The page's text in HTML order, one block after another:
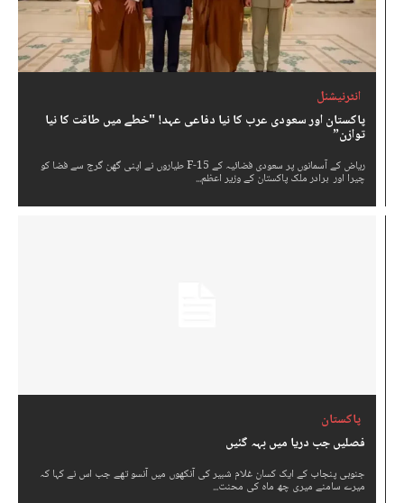
انٹرنیشنل
پاکستان اور سعودی عرب کا نیا دفاعی عہد! "خطے میں طاقت کا نیا
توازن”
ریاض کے آسمانوں پر سعودی فضائیہ کے F-15 طیاروں نے اپنی گھن گرج سے فضا کو
چیرا اور برادر ملک پاکستان کے وزیر اعظم...
پاکستان
فصلیں جب دریا میں بہہ گئیں
جنوبی پنجاب کے ایک کسان غلام شبیر کی آنکھوں میں آنسو تھے جب اس نے کہا کہ
میرے سامنے میری چھ ماہ کی محنت...